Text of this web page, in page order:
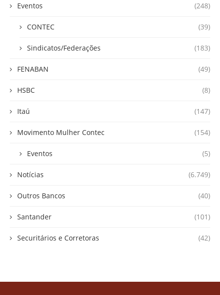
Eventos (248)
CONTEC (39)
Sindicatos/Federações (183)
FENABAN (49)
HSBC (8)
Itaú (147)
Movimento Mulher Contec (154)
Eventos (5)
Notícias (6.749)
Outros Bancos (40)
Santander (101)
Securitários e Corretoras (42)